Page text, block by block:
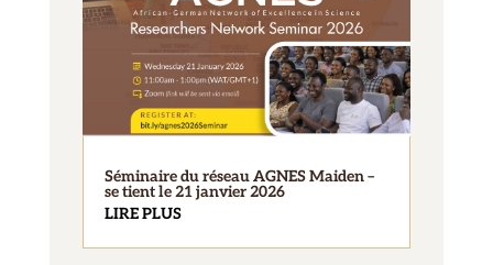
Séminaire du réseau AGNES Maiden –
se tient le 21 janvier 2026
LIRE PLUS